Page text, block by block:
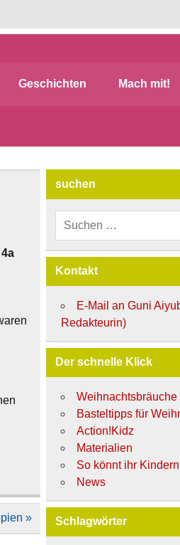
Geschichten Mach mit!
»
suchen
Kontakt
E-Mail an Guni
Redakteurin)
Der schnelle Klick
Weihnachtsbräuche
Basteltipps für
Action!Kidz
Materialien
So könnt ihr
News
Schlagwörter